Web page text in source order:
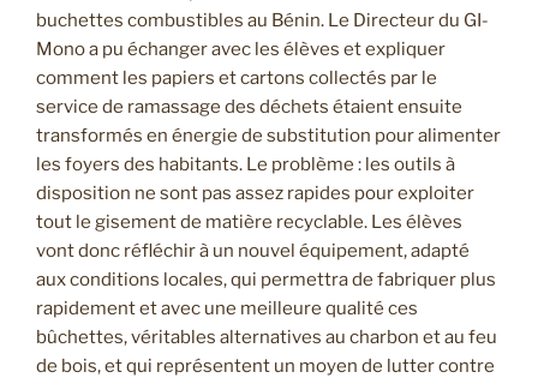
buchettes combustibles au Bénin. Le Directeur du GI-
Mono a pu échanger avec les élèves et expliquer
comment les papiers et cartons collectés par le
service de ramassage des déchets étaient ensuite
transformés en énergie de substitution pour alimenter
les foyers des habitants. Le problème : les outils à
disposition ne sont pas assez rapides pour exploiter
tout le gisement de matière recyclable. Les élèves
vont donc réfléchir à un nouvel équipement, adapté
aux conditions locales, qui permettra de fabriquer plus
rapidement et avec une meilleure qualité ces
bûchettes, véritables alternatives au charbon et au feu
de bois, et qui représentent un moyen de lutter contre